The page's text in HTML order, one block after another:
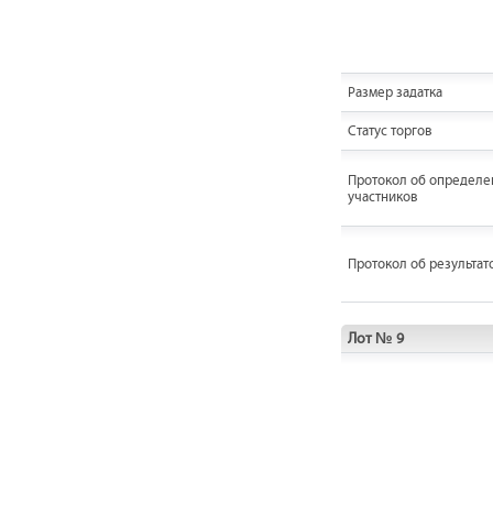
Размер задатка
Статус торгов
Протокол об
участников
Протокол об
Лот № 9